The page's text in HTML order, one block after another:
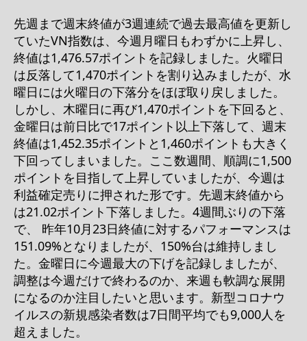
先週まで週末終値が3週連続で過去最高値を更新し
ていたVN指数は、今週月曜日もわずかに上昇し、
終値は1,476.57ポイントを記録しました。火曜日
は反落して1,470ポイントを割り込みましたが、水
曜日には火曜日の下落分をほぼ取り戻しました。
しかし、木曜日に再び1,470ポイントを下回ると、
金曜日は前日比で17ポイント以上下落して、週末
終値は1,452.35ポイントと1,460ポイントも大きく
下回ってしまいました。ここ数週間、順調に1,500
ポイントを目指して上昇していましたが、今週は
利益確定売りに押された形です。先週末終値から
は21.02ポイント下落しました。4週間ぶりの下落
で、 昨年10月23日終値に対するパフォーマンスは
151.09%となりましたが、150%台は維持しまし
た。金曜日に今週最大の下げを記録しましたが、
調整は今週だけで終わるのか、来週も軟調な展開
になるのか注目したいと思います。新型コロナウ
イルスの新規感染者数は7日間平均でも9,000人を
超えました。